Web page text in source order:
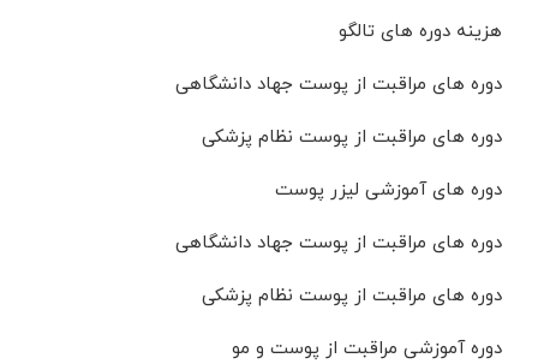
هزینه دوره های تالگو
دوره های مراقبت از پوست جهاد دانشگاهی
دوره های مراقبت از پوست نظام پزشکی
دوره های آموزشی لیزر پوست
دوره های مراقبت از پوست جهاد دانشگاهی
دوره های مراقبت از پوست نظام پزشکی
دوره آموزشی مراقبت از پوست و مو